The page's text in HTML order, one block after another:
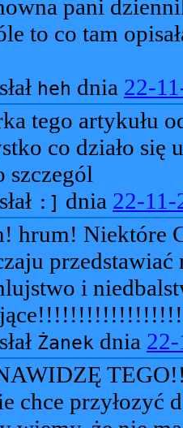
pani
to co tam
heh dnia 22-
tego artykułu
co działo się
szczegól
:] dnia 22-11-
hrum! Niektóre
i
Żanek dnia
chce przyłozyć